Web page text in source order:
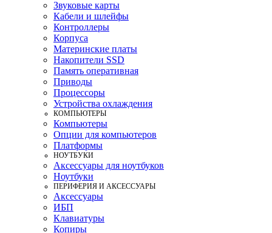
Звуковые карты
Кабели и шлейфы
Контроллеры
Корпуса
Материнские платы
Накопители SSD
Память оперативная
Приводы
Процессоры
Устройства охлаждения
КОМПЬЮТЕРЫ
Компьютеры
Опции для компьютеров
Платформы
НОУТБУКИ
Аксессуары для ноутбуков
Ноутбуки
ПЕРИФЕРИЯ И АКСЕССУАРЫ
Аксессуары
ИБП
Клавиатуры
Копиры